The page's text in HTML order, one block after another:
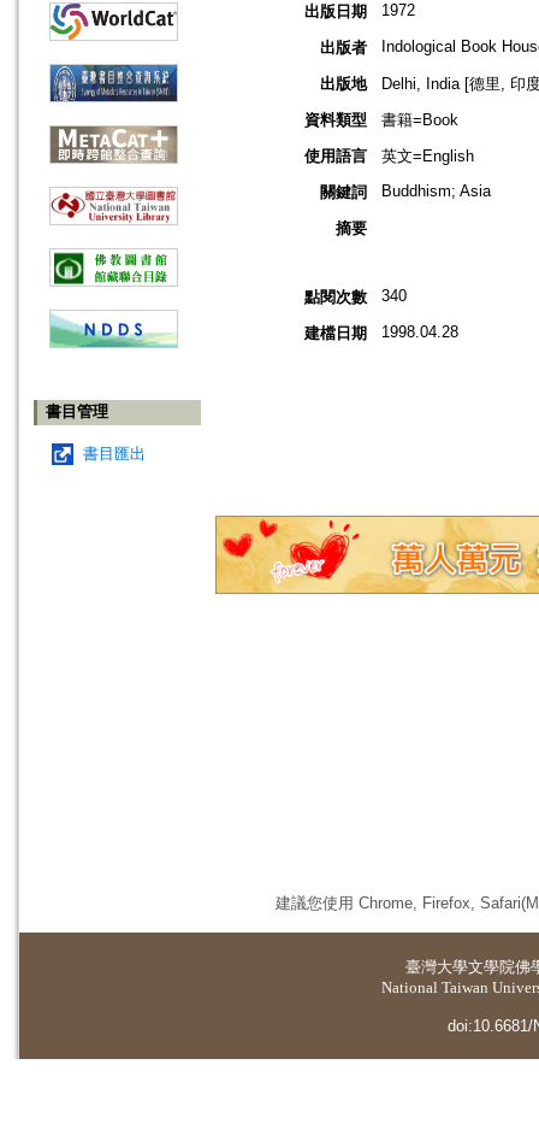
書目管理
書目匯出
出版日期 1972
出版者 Indological Book
出版地
Delhi, India [德里, 印
資料類型
書籍=Book
使用語言
英文=English
關鍵詞
Buddhism; Asia
摘要
點閱次數 340
建檔日期 1998.04.28
建議您使用 Chrome, Firefox,
臺灣大學文學院佛
National Taiwan
doi:10.6681/